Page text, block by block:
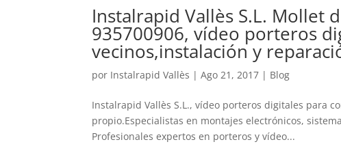
Instalrapid Vallès S.L. Mollet
935700906, vídeo porteros
vecinos,instalación y
por Instalrapid Vallès |Ago 21, 2017 | Blog
Instalrapid Vallès S.L., vídeo porteros digitales para
propio.Especialistas en montajes electrónicos,
Profesionales expertos en porteros y vídeo...